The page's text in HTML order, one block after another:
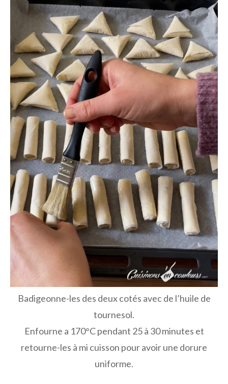
Badigeonne-les des deux cotés avec de l’huile de
tournesol.
Enfourne a 170°C pendant 25 à 30 minutes et
retourne-les à mi cuisson pour avoir une dorure
uniforme.